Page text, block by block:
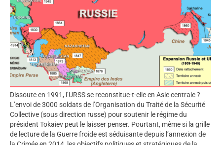
Dissoute en 1991, l’URSS se reconstitue-t-elle en Asie centrale ?
L’envoi de 3000 soldats de l’Organisation du Traité de la Sécurité
Collective (sous direction russe) pour soutenir le régime du
président Tokaiev peut le laisser penser. Pourtant, même si la grille
de lecture de la Guerre froide est séduisante depuis l’annexion de